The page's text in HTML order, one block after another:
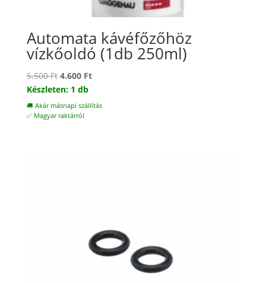
Automata kávéfőzőhöz
vízkőoldó (1db 250ml)
5.500Ft Original
price
was:
5.500 Ft.
4.600 FtCurrent
is:
Készleten: 1 db
🚚 Akár másnapi szállítás
✅ Magyar raktárról